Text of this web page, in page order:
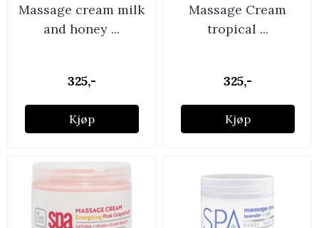
Massage cream milk
and honey ...
325,-
Kjøp
Massage Cream
tropical ...
325,-
Kjøp